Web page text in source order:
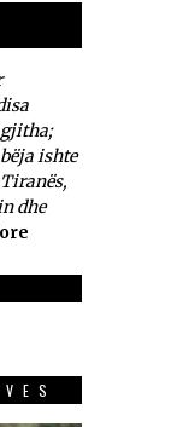
ishte
dhe